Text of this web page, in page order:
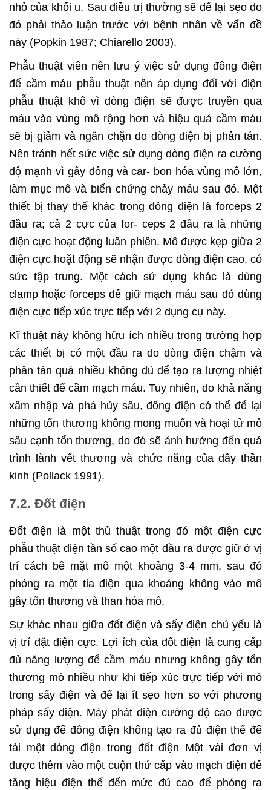
nhỏ của khối u. Sau điều trị thường sẽ để lại sẹo do
đó phải thảo luận trước với bệnh nhân về vấn đề
này (Popkin 1987; Chiarello 2003).
Phẫu thuật viên nên lưu ý việc sử dụng đông điện
để cầm máu phẫu thuật nên áp dụng đối với điện
phẫu thuật khô vì dòng điện sẽ được truyền qua
máu vào vùng mô rộng hơn và hiệu quả cầm máu
sẽ bị giảm và ngăn chặn do dòng điện bị phân tán.
Nên tránh hết sức việc sử dụng dòng điện ra cường
độ mạnh vì gây đông và car- bon hóa vùng mô lớn,
làm mục mô và biến chứng chảy máu sau đó. Một
thiết bị thay thế khác trong đông điện là forceps 2
đầu ra; cả 2 cực của for- ceps 2 đầu ra là những
điện cực hoạt động luân phiên. Mô được kẹp giữa 2
điện cực hoặt động sẽ nhận được dòng điện cao, có
sức tập trung. Một cách sử dụng khác là dùng
clamp hoặc forceps để giữ mạch máu sau đó dùng
điện cực tiếp xúc trực tiếp với 2 dụng cụ này.
Kĩ thuật này không hữu ích nhiều trong trường hợp
các thiết bị có một đầu ra do dòng điện chậm và
phân tán quá nhiều không đủ để tạo ra lượng nhiệt
cần thiết để cầm mạch máu. Tuy nhiên, do khả năng
xâm nhập và phá hủy sâu, đông điện có thể để lại
những tổn thương không mong muốn và hoại tử mô
sâu cạnh tổn thương, do đó sẽ ảnh hưởng đến quá
trình lành vết thương và chức năng của dây thần
kinh (Pollack 1991).
7.2. Đốt điện
Đốt điện là một thủ thuật trong đó một điện cực
phẫu thuật điện tần số cao một đầu ra được giữ ở vị
trí cách bề mặt mô một khoảng 3-4 mm, sau đó
phóng ra một tia điện qua khoảng không vào mô
gây tổn thương và than hóa mô.
Sự khác nhau giữa đốt điện và sấy điện chủ yếu là
vị trí đặt điện cực. Lợi ích của đốt điện là cung cấp
đủ năng lượng để cầm máu nhưng không gây tổn
thương mô nhiều như khi tiếp xúc trực tiếp với mô
trong sấy điện và để lại ít sẹo hơn so với phương
pháp sấy điện. Máy phát điện cường độ cao được
sử dụng để đông điện không tạo ra đủ điện thế để
tải một dòng điện trong đốt điện Một vài đơn vị
được thêm vào một cuộn thứ cấp vào mạch điện để
tăng hiệu điện thế đến mức đủ cao để phóng ra